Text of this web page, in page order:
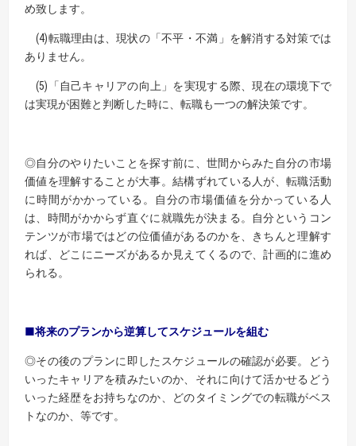
め致します。
(4)転職理由は、現状の「不平・不満」を解消する対策では
ありません。
(5)「自己キャリアの向上」を実現する際、現在の環境下で
は実現が困難と判断した時に、転職も一つの解決策です。
◎自分のやりたいことを探す前に、世間からみた自分の市場
価値を理解することが大事。結構ずれている人が、転職活動
に時間がかかっている。自分の市場価値を分かっている人
は、時間がかからず直ぐに就職先が決まる。自分というコン
テンツが市場ではどの位価値があるのかを、きちんと理解す
れば、どこにニーズがあるか見えてくるので、計画的に進め
られる。
■将来のプランから逆算してスケジュールを組む
◎その後のプランに即したスケジュールの確認が必要。どう
いったキャリアを積みたいのか、それに向けて活かせるどう
いった経歴をお持ちなのか、どのタイミングでの転職がベス
トなのか、等です。